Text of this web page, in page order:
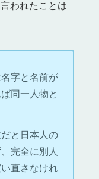
われたことは
字と名前が
同一人物と
と日本人の
完全に別人
直さなけれ